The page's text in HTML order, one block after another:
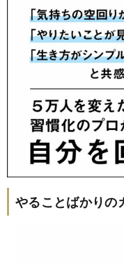
やることばかりの